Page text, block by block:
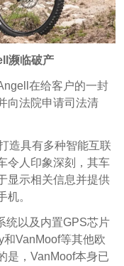
濒临破产
在给客户的一封
向法院申请司法清
造具有多种智能互联
令人印象深刻，其车
显示相关信息并提供
机。
统以及内置GPS芯片
VanMoof等其他欧
是，VanMoof本身已